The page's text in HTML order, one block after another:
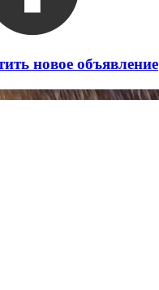
новое объявление